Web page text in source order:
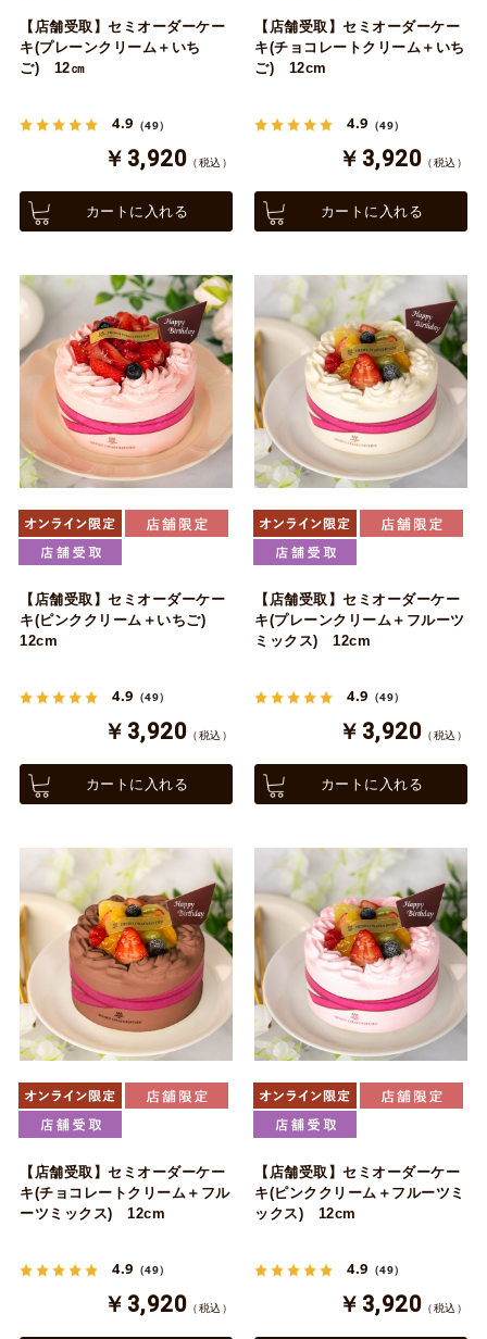
【店舗受取】セミオーダーケー
キ(プレーンクリーム＋いち
ご) 12㎝
4.9 （49）
￥3,920 （税込）
カートに入れる
【店舗受取】セミオーダーケー
キ(チョコレートクリーム＋いち
ご) 12cm
4.9 （49）
￥3,920 （税込）
カートに入れる
【店舗受取】セミオーダーケー
キ(ピンククリーム＋いちご)
12cm
4.9 （49）
￥3,920 （税込）
カートに入れる
【店舗受取】セミオーダーケー
キ(プレーンクリーム＋フルーツ
ミックス) 12cm
4.9 （49）
￥3,920 （税込）
カートに入れる
【店舗受取】セミオーダーケー
キ(チョコレートクリーム＋フル
ーツミックス) 12cm
4.9 （49）
￥3,920 （税込）
【店舗受取】セミオーダーケー
キ(ピンククリーム＋フルーツミ
ックス) 12cm
4.9 （49）
￥3,920 （税込）